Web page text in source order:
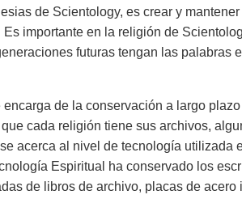
de Scientology, es crear y
importante en la religión de
futuras tengan las palabras
de la conservación a largo
cada religión tiene sus archivos,
acerca al nivel de tecnología utilizada
Espiritual ha conservado los
de libros de archivo, placas de